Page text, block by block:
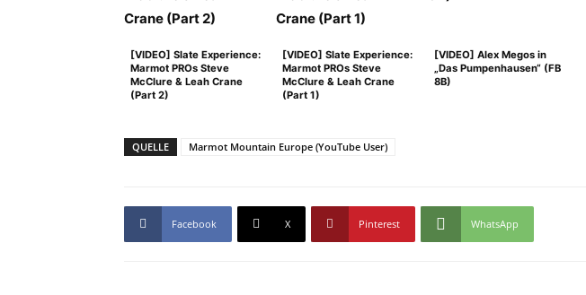
[VIDEO] Slate Experience:
Marmot PROs Steve
McClure & Leah Crane
(Part 2)
[VIDEO] Slate Experience:
Marmot PROs Steve
McClure & Leah Crane
(Part 1)
[VIDEO] Alex Megos in
„Das Pumpenhausen“ (FB
8B)
QUELLE Marmot Mountain Europe (YouTube User)
Facebook X Pinterest WhatsApp